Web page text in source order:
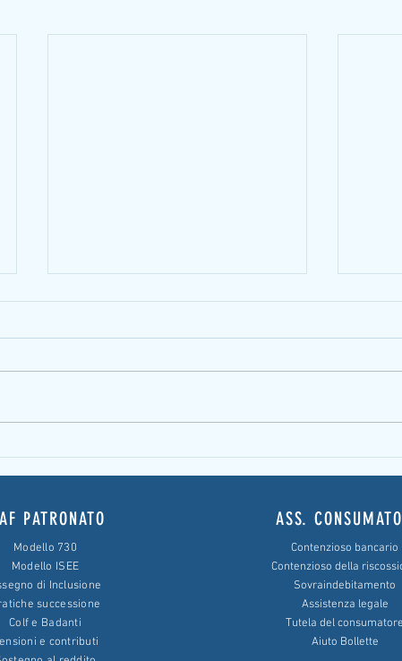
PATRONATO
Modello 730
Modello ISEE
di Inclusione
successione
Colf e Badanti
e contributi
ASS.
Contenzioso bancario
Contenzioso della
Sovraindebitamento
Assistenza legale
Tutela del consumatore
Aiuto Bollette